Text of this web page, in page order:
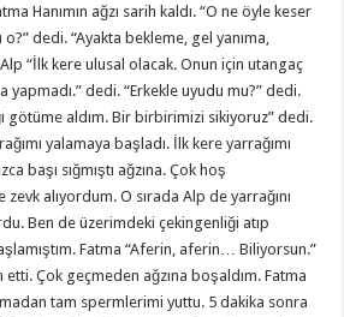
Hanımın ağzı sarih kaldı. “O ne öyle keser
dedi. “Ayakta bekleme, gel yanıma,
“İlk kere ulusal olacak. Onun için utangaç
yapmadı.” dedi. “Erkekle uyudu mu?” dedi.
götüme aldım. Bir birbirimizi sikiyoruz” dedi.
yalamaya başladı. İlk kere yarrağımı
başı sığmıştı ağzına. Çok hoş
alıyordum. O sırada Alp de yarrağını
Ben de üzerimdeki çekingenliği atıp
Fatma “Aferin, aferin… Biliyorsun.”
Çok geçmeden ağzına boşaldım. Fatma
tam spermlerimi yuttu. 5 dakika sonra